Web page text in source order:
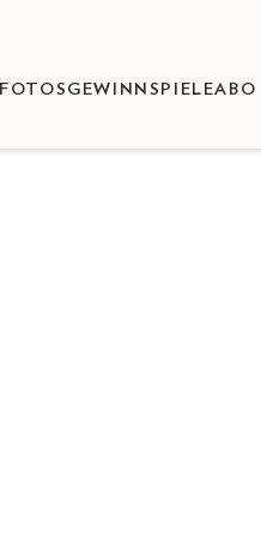
FOTOS GEWINNSPIELEABO